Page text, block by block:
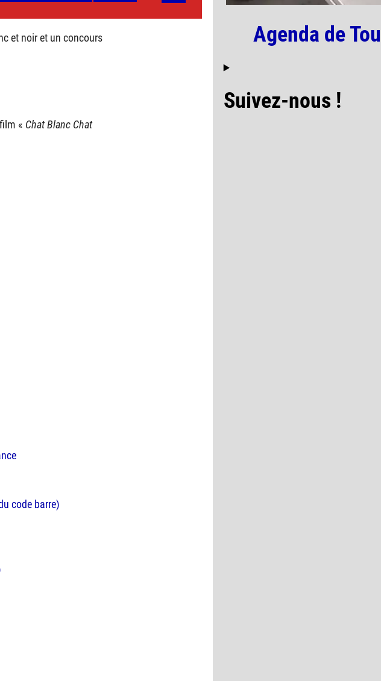
et noir et un concours
« Chat Blanc Chat
code barre)
Agenda de
Suivez-nous !